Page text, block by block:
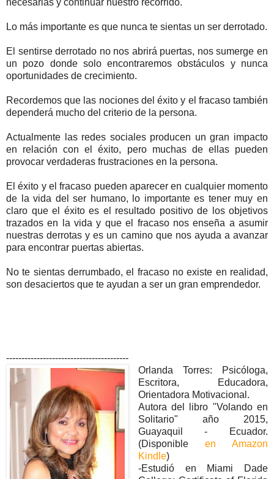
Lo más importante es que nunca te sientas un ser derrotado.
El sentirse derrotado no nos abrirá puertas, nos sumerge en
un pozo donde solo encontraremos obstáculos y nunca
oportunidades de crecimiento.
Recordemos que las nociones del éxito y el fracaso también
dependerá mucho del criterio de la persona.
Actualmente las redes sociales producen un gran impacto
en relación con el éxito, pero muchas de ellas pueden
provocar verdaderas frustraciones en la persona.
El éxito y el fracaso pueden aparecer en cualquier momento
de la vida del ser humano, lo importante es tener muy en
claro que el éxito es el resultado positivo de los objetivos
trazados en la vida y que el fracaso nos enseña a asumir
nuestras derrotas y es un camino que nos ayuda a avanzar
para encontrar puertas abiertas.
No te sientas derrumbado, el fracaso no existe en realidad,
son desaciertos que te ayudan a ser un gran emprendedor.
----------------------------------------
Orlanda Torres: Psicóloga,
Escritora, Educadora,
Orientadora Motivacional.
Autora del libro "Volando en
Solitario" año 2015,
Guayaquil - Ecuador.
(Disponible en Amazon
Kindle)
-Estudió en Miami Dade